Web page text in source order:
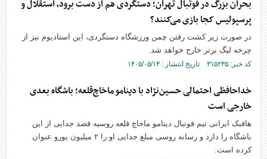
بحران بزرگ در فوتبال تهران؛ دستگردی هم از دست برود، استقلال و
پرسپولیس کجا بازی می‌کنند؟
در صورت زیر کشت رفتن چمن ورزشگاه دستگردی، این استادیوم نیز از
چرخه لیگ برتر خارج خواهد شد.
کد خبر: ۳۱۵۲۳۵ تاریخ انتشار : ۱۴۰۵/۰۵/۱۴
خداحافظی احتمالی حسین‌نژاد با دینامو ماخاچ‌قلعه؛ باشگاه بعدی
خارجی است
هافبک ایرانی تیم فوتبال دینامو ماخاچ قلعه روسیه قصد جدایی از این
باشگاه را دارد و رسانه روسی مبلغ جدایی او را ۲ میلیون یورو عنوان
کرده است.